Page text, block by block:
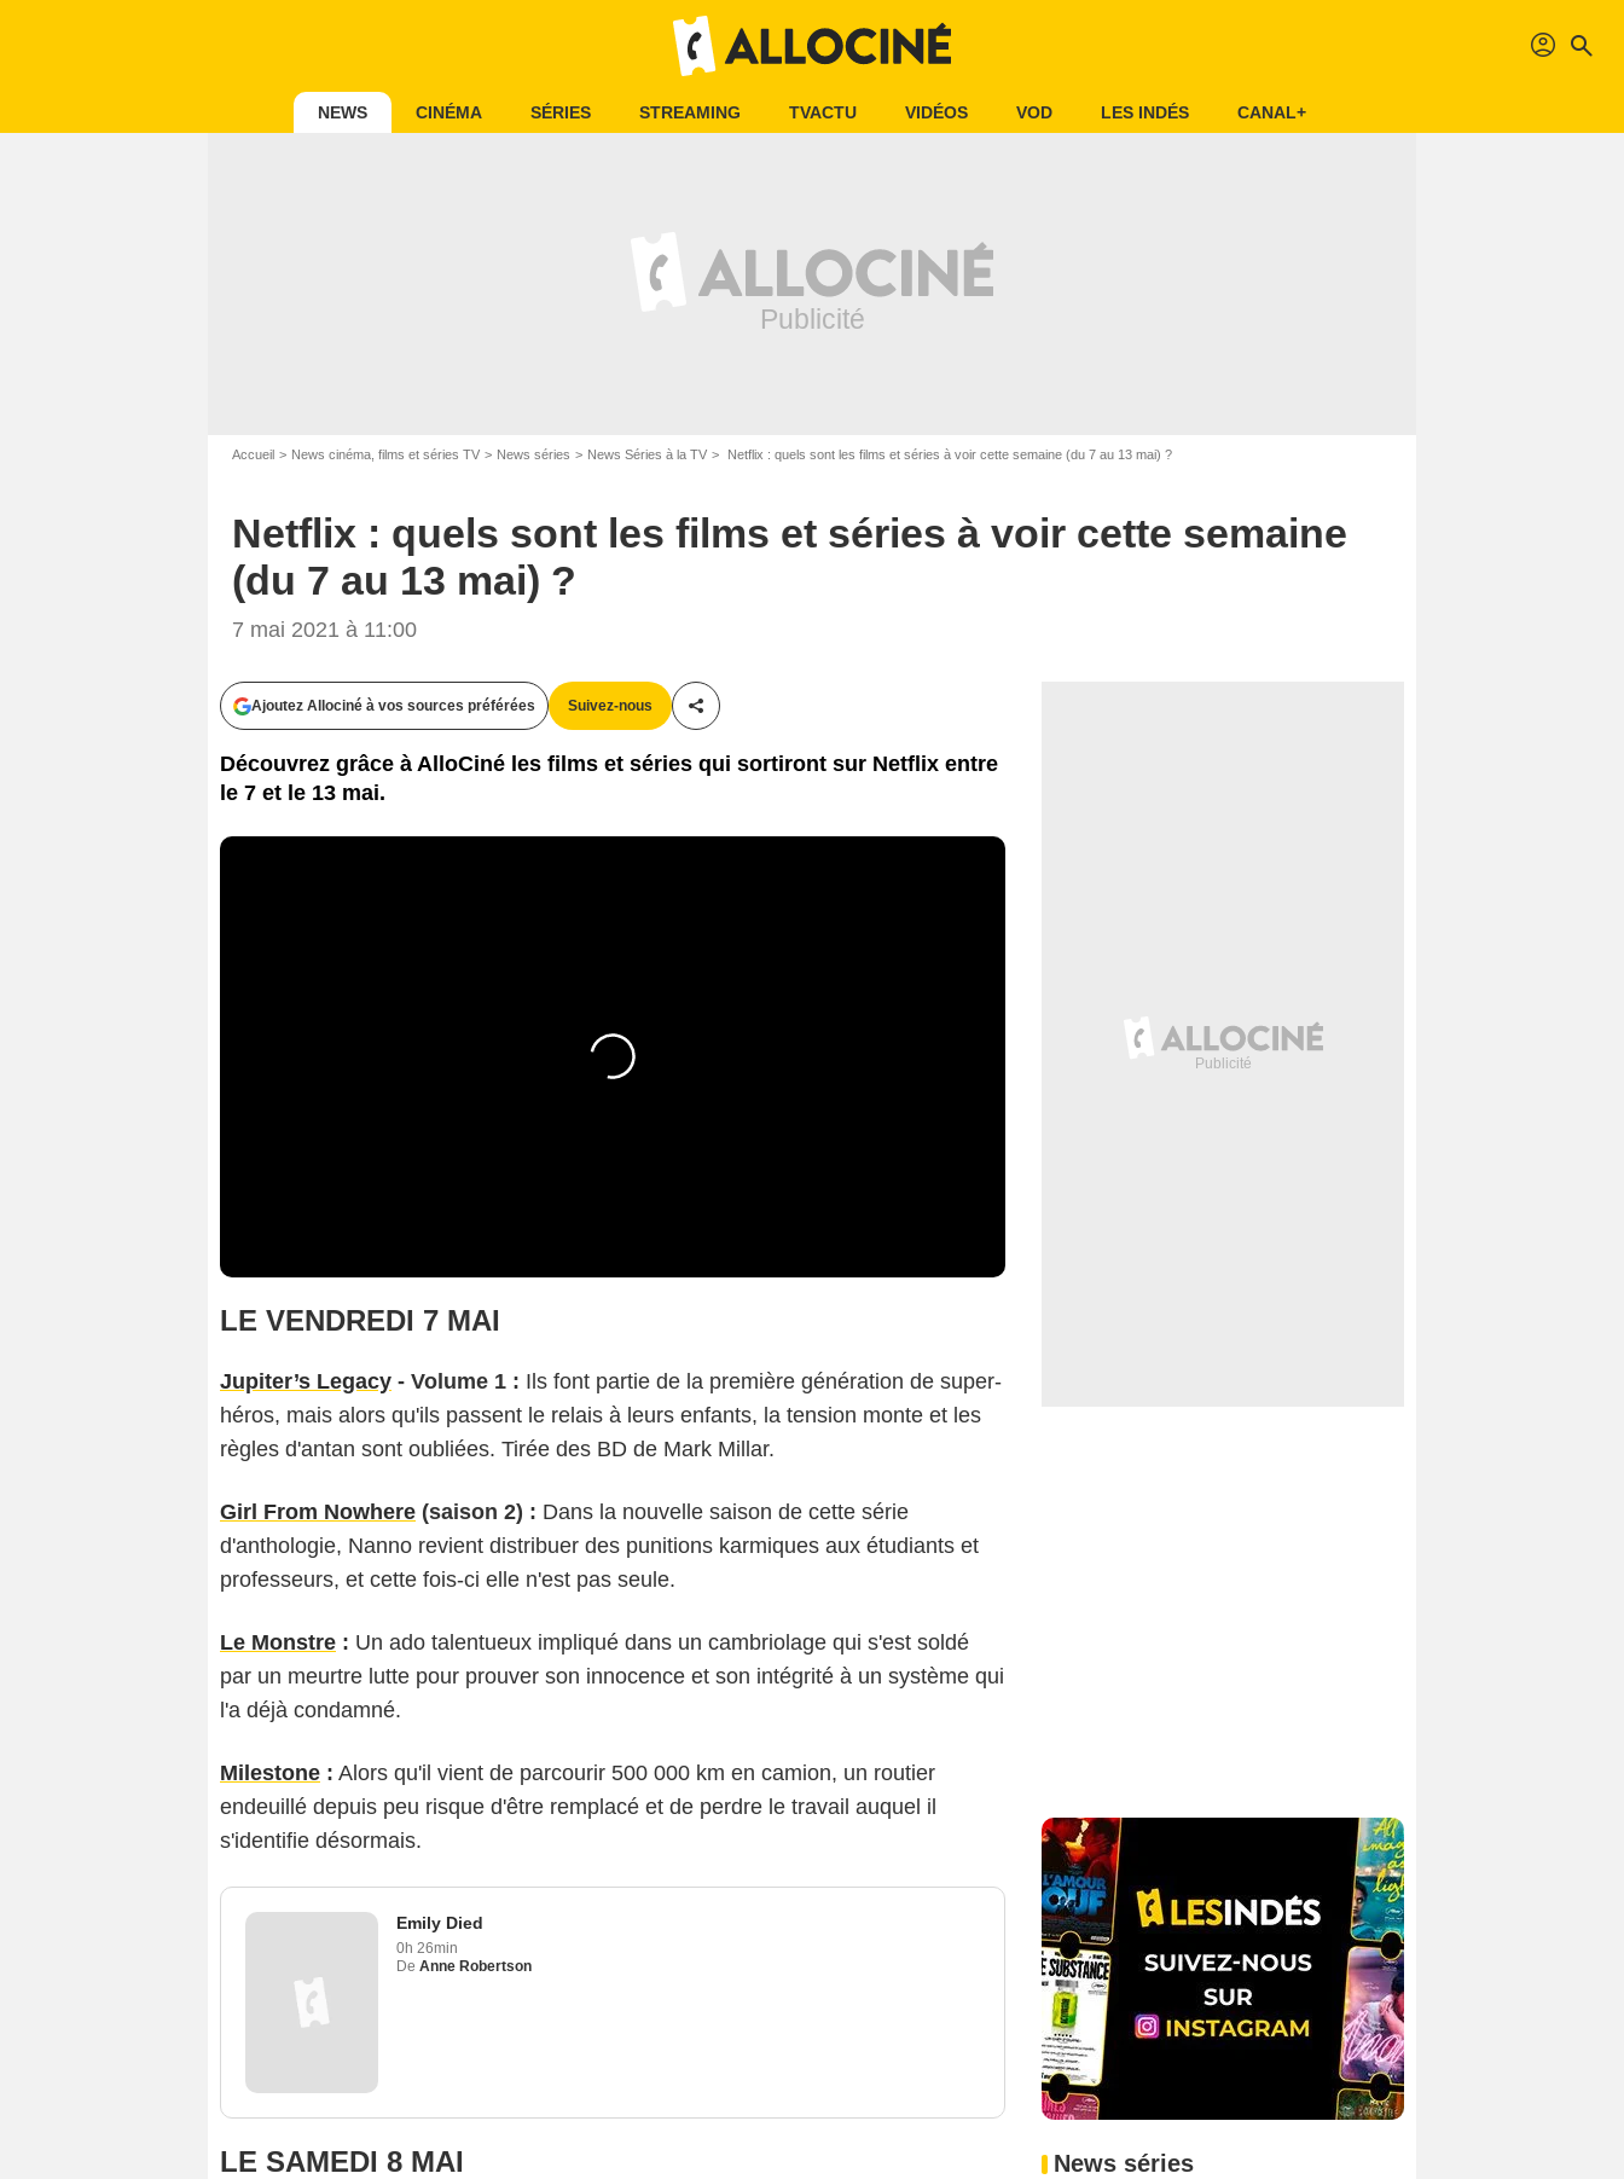
profil search
NEWS CINÉMA SÉRIES STREAMING TVACTU VIDÉOS VOD LES INDÉS CANAL+
Accueil News cinéma, films et séries TV News séries News Séries à la TV Netflix : quels sont les films et séries à voir cette semaine (du 7 au 13 mai) ?
Netflix : quels sont les films et séries à voir cette semaine
(du 7 au 13 mai) ?
7 mai 2021 à 11:00
Ajoutez Allociné à vos sources préférées Suivez-nous
Partager cet article
Découvrez grâce à AlloCiné les films et séries qui sortiront sur Netflix entre
le 7 et le 13 mai.
LE VENDREDI 7 MAI
Jupiter’s Legacy - Volume 1 : Ils font partie de la première génération de super-
héros, mais alors qu'ils passent le relais à leurs enfants, la tension monte et les
règles d'antan sont oubliées. Tirée des BD de Mark Millar.
Girl From Nowhere (saison 2) : Dans la nouvelle saison de cette série
d'anthologie, Nanno revient distribuer des punitions karmiques aux étudiants et
professeurs, et cette fois-ci elle n'est pas seule.
Le Monstre : Un ado talentueux impliqué dans un cambriolage qui s'est soldé
par un meurtre lutte pour prouver son innocence et son intégrité à un système qui
l'a déjà condamné.
Milestone : Alors qu'il vient de parcourir 500 000 km en camion, un routier
endeuillé depuis peu risque d'être remplacé et de perdre le travail auquel il
s'identifie désormais.
Emily Died
0h 26min
De Anne Robertson
LE SAMEDI 8 MAI News séries